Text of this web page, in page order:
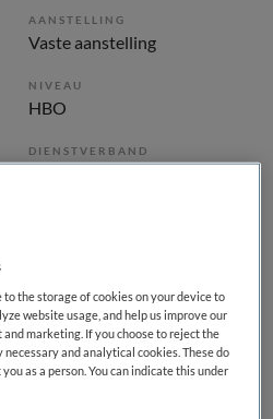
AANSTELLING
Vaste aanstelling
NIVEAU
HBO
DIENSTVERBAND
Longgeneeskunde bij
niet meer actueel. Hieronder
vacatures die voor u wellicht
to the storage of cookies on your device to
website usage, and help us improve our
marketing. If you choose to reject the
and analytical cookies. These do
as a person. You can indicate this under